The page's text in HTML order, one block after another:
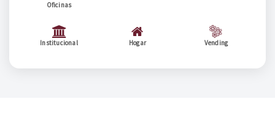
Oficinas
Institucional Hogar Vending